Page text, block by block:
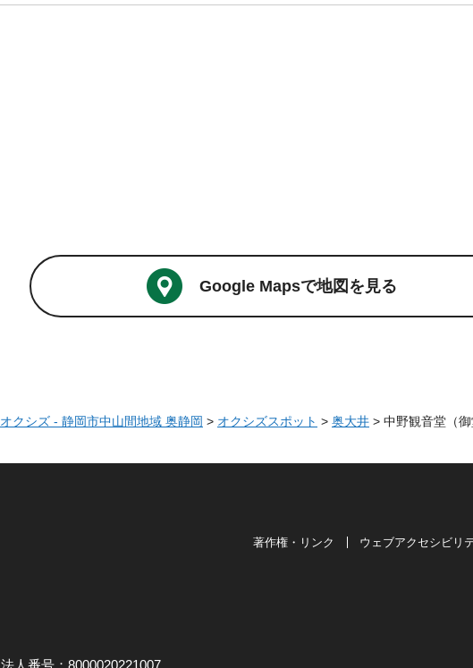
Google Mapsで地図を見る
オクシズ - 静岡市中山間地域 奥静岡 > オクシズスポット > 奥大井 > 中野観音堂（御
著作権・リンク ウェブアクセシビリ